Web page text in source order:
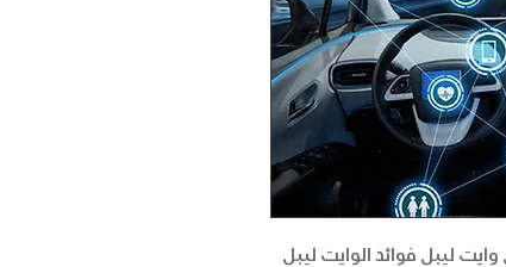
ليبل فوائد الوايت ليبل